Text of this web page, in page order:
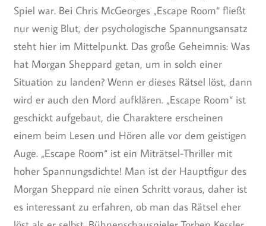
Spiel war. Bei Chris McGeorges „Escape Room“ fließt
nur wenig Blut, der psychologische Spannungsansatz
steht hier im Mittelpunkt. Das große Geheimnis: Was
hat Morgan Sheppard getan, um in solch einer
Situation zu landen? Wenn er dieses Rätsel löst, dann
wird er auch den Mord aufklären. „Escape Room“ ist
geschickt aufgebaut, die Charaktere erscheinen
einem beim Lesen und Hören alle vor dem geistigen
Auge. „Escape Room“ ist ein Miträtsel-Thriller mit
hoher Spannungsdichte! Man ist der Hauptfigur des
Morgan Sheppard nie einen Schritt voraus, daher ist
es interessant zu erfahren, ob man das Rätsel eher